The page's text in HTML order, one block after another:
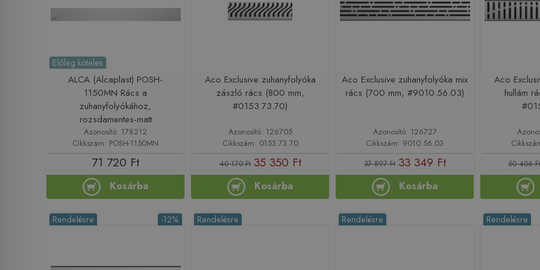
Előleg köteles
ALCA (Alcaplast) POSH-
1150MN Rács a
zuhanyfolyókához,
rozsdamentes-matt
Azonosító: 178212
Cikkszám: POSH-1150MN
71 720 Ft
Kosárba
Aco Exclusive zuhanyfolyóka
zászló rács (800 mm,
#0153.73.70)
Azonosító: 126705
Cikkszám: 0153.73.70
40 170 Ft 35 350 Ft
Kosárba
Aco Exclusive zuhanyfolyóka mix
rács (700 mm, #9010.56.03)
Azonosító: 126727
Cikkszám: 9010.56.03
37 897 Ft 33 349 Ft
Kosárba
Aco
hullám
50 406 Ft
-12%
Rendelésre Rendelésre Rendelésre Rendelésre